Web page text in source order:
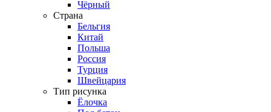
Чёрный
Страна
Бельгия
Китай
Польша
Россия
Турция
Швейцария
Тип рисунка
Ёлочка